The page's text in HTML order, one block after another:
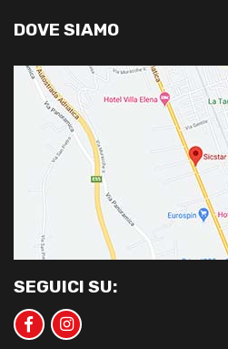
DOVE SIAMO
SEGUICI SU: